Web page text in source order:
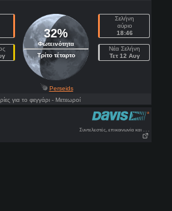
32%
Φωτεινότητα
Τρίτο τέταρτο
Σελήνη
αύριο
18:46
Νέα Σελήνη
Τετ 12 Αυγ
Perseids
για το φεγγάρι - Μετεωροί
Συντελεστές, επικοινωνία και . . .